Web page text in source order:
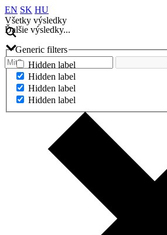
EN SK HU
Všetky výsledky
Ďalšie výsledky...
Generic filters
Hidden label
Hidden label
Hidden label
Hidden label